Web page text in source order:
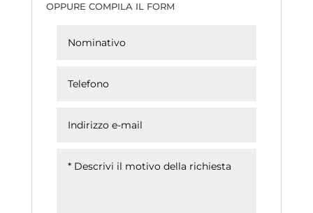
OPPURE COMPILA IL FORM